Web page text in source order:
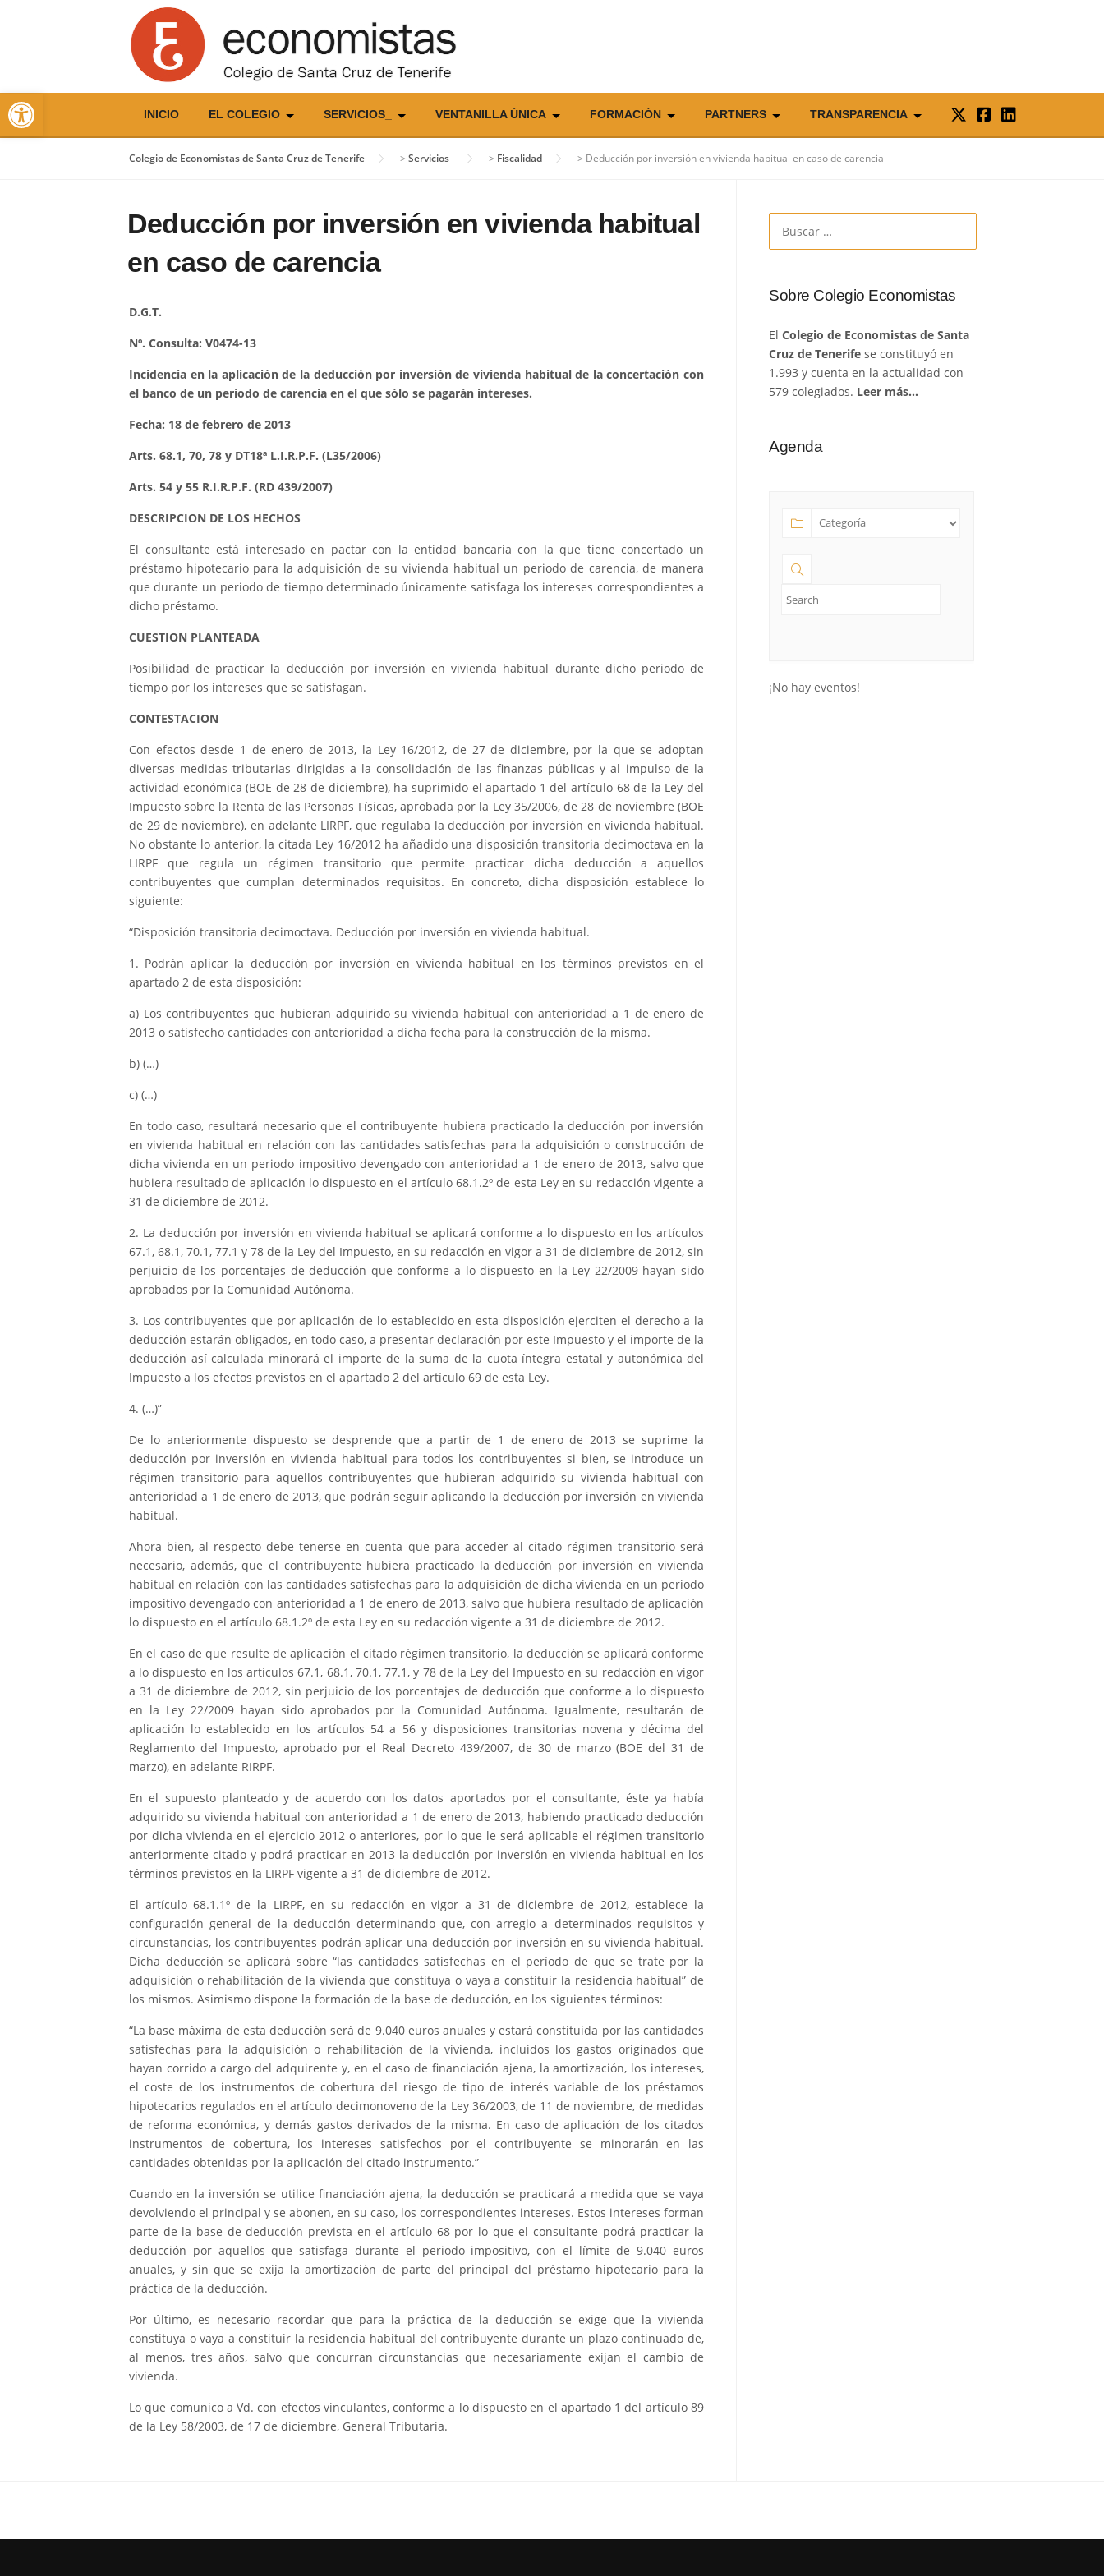
INICIO EL COLEGIO SERVICIOS_ VENTANILLA ÚNICA FORMACIÓN PARTNERS TRANSPARENCIA
Colegio de Economistas de Santa Cruz de Tenerife > Servicios_ > Fiscalidad > Deducción por inversión en vivienda habitual en caso de carencia
Deducción por inversión en vivienda habitual
en caso de carencia
D.G.T.
Nº. Consulta: V0474-13
Incidencia en la aplicación de la deducción por inversión de vivienda habitual de la concertación con
el banco de un período de carencia en el que sólo se pagarán intereses.
Fecha: 18 de febrero de 2013
Arts. 68.1, 70, 78 y DT18ª L.I.R.P.F. (L35/2006)
Arts. 54 y 55 R.I.R.P.F. (RD 439/2007)
DESCRIPCION DE LOS HECHOS
El consultante está interesado en pactar con la entidad bancaria con la que tiene concertado un
préstamo hipotecario para la adquisición de su vivienda habitual un periodo de carencia, de manera
que durante un periodo de tiempo determinado únicamente satisfaga los intereses correspondientes a
dicho préstamo.
CUESTION PLANTEADA
Posibilidad de practicar la deducción por inversión en vivienda habitual durante dicho periodo de
tiempo por los intereses que se satisfagan.
CONTESTACION
Con efectos desde 1 de enero de 2013, la Ley 16/2012, de 27 de diciembre, por la que se adoptan
diversas medidas tributarias dirigidas a la consolidación de las finanzas públicas y al impulso de la
actividad económica (BOE de 28 de diciembre), ha suprimido el apartado 1 del artículo 68 de la Ley del
Impuesto sobre la Renta de las Personas Físicas, aprobada por la Ley 35/2006, de 28 de noviembre (BOE
de 29 de noviembre), en adelante LIRPF, que regulaba la deducción por inversión en vivienda habitual.
No obstante lo anterior, la citada Ley 16/2012 ha añadido una disposición transitoria decimoctava en la
LIRPF que regula un régimen transitorio que permite practicar dicha deducción a aquellos
contribuyentes que cumplan determinados requisitos. En concreto, dicha disposición establece lo
siguiente:
“Disposición transitoria decimoctava. Deducción por inversión en vivienda habitual.
1. Podrán aplicar la deducción por inversión en vivienda habitual en los términos previstos en el
apartado 2 de esta disposición:
a) Los contribuyentes que hubieran adquirido su vivienda habitual con anterioridad a 1 de enero de
2013 o satisfecho cantidades con anterioridad a dicha fecha para la construcción de la misma.
b) (…)
c) (…)
En todo caso, resultará necesario que el contribuyente hubiera practicado la deducción por inversión
en vivienda habitual en relación con las cantidades satisfechas para la adquisición o construcción de
dicha vivienda en un periodo impositivo devengado con anterioridad a 1 de enero de 2013, salvo que
hubiera resultado de aplicación lo dispuesto en el artículo 68.1.2º de esta Ley en su redacción vigente a
31 de diciembre de 2012.
2. La deducción por inversión en vivienda habitual se aplicará conforme a lo dispuesto en los artículos
67.1, 68.1, 70.1, 77.1 y 78 de la Ley del Impuesto, en su redacción en vigor a 31 de diciembre de 2012, sin
perjuicio de los porcentajes de deducción que conforme a lo dispuesto en la Ley 22/2009 hayan sido
aprobados por la Comunidad Autónoma.
3. Los contribuyentes que por aplicación de lo establecido en esta disposición ejerciten el derecho a la
deducción estarán obligados, en todo caso, a presentar declaración por este Impuesto y el importe de la
deducción así calculada minorará el importe de la suma de la cuota íntegra estatal y autonómica del
Impuesto a los efectos previstos en el apartado 2 del artículo 69 de esta Ley.
4. (…)”
De lo anteriormente dispuesto se desprende que a partir de 1 de enero de 2013 se suprime la
deducción por inversión en vivienda habitual para todos los contribuyentes si bien, se introduce un
régimen transitorio para aquellos contribuyentes que hubieran adquirido su vivienda habitual con
anterioridad a 1 de enero de 2013, que podrán seguir aplicando la deducción por inversión en vivienda
habitual.
Ahora bien, al respecto debe tenerse en cuenta que para acceder al citado régimen transitorio será
necesario, además, que el contribuyente hubiera practicado la deducción por inversión en vivienda
habitual en relación con las cantidades satisfechas para la adquisición de dicha vivienda en un periodo
impositivo devengado con anterioridad a 1 de enero de 2013, salvo que hubiera resultado de aplicación
lo dispuesto en el artículo 68.1.2º de esta Ley en su redacción vigente a 31 de diciembre de 2012.
En el caso de que resulte de aplicación el citado régimen transitorio, la deducción se aplicará conforme
a lo dispuesto en los artículos 67.1, 68.1, 70.1, 77.1, y 78 de la Ley del Impuesto en su redacción en vigor
a 31 de diciembre de 2012, sin perjuicio de los porcentajes de deducción que conforme a lo dispuesto
en la Ley 22/2009 hayan sido aprobados por la Comunidad Autónoma. Igualmente, resultarán de
aplicación lo establecido en los artículos 54 a 56 y disposiciones transitorias novena y décima del
Reglamento del Impuesto, aprobado por el Real Decreto 439/2007, de 30 de marzo (BOE del 31 de
marzo), en adelante RIRPF.
En el supuesto planteado y de acuerdo con los datos aportados por el consultante, éste ya había
adquirido su vivienda habitual con anterioridad a 1 de enero de 2013, habiendo practicado deducción
por dicha vivienda en el ejercicio 2012 o anteriores, por lo que le será aplicable el régimen transitorio
anteriormente citado y podrá practicar en 2013 la deducción por inversión en vivienda habitual en los
términos previstos en la LIRPF vigente a 31 de diciembre de 2012.
El artículo 68.1.1º de la LIRPF, en su redacción en vigor a 31 de diciembre de 2012, establece la
configuración general de la deducción determinando que, con arreglo a determinados requisitos y
circunstancias, los contribuyentes podrán aplicar una deducción por inversión en su vivienda habitual.
Dicha deducción se aplicará sobre “las cantidades satisfechas en el período de que se trate por la
adquisición o rehabilitación de la vivienda que constituya o vaya a constituir la residencia habitual” de
los mismos. Asimismo dispone la formación de la base de deducción, en los siguientes términos:
“La base máxima de esta deducción será de 9.040 euros anuales y estará constituida por las cantidades
satisfechas para la adquisición o rehabilitación de la vivienda, incluidos los gastos originados que
hayan corrido a cargo del adquirente y, en el caso de financiación ajena, la amortización, los intereses,
el coste de los instrumentos de cobertura del riesgo de tipo de interés variable de los préstamos
hipotecarios regulados en el artículo decimonoveno de la Ley 36/2003, de 11 de noviembre, de medidas
de reforma económica, y demás gastos derivados de la misma. En caso de aplicación de los citados
instrumentos de cobertura, los intereses satisfechos por el contribuyente se minorarán en las
cantidades obtenidas por la aplicación del citado instrumento.”
Cuando en la inversión se utilice financiación ajena, la deducción se practicará a medida que se vaya
devolviendo el principal y se abonen, en su caso, los correspondientes intereses. Estos intereses forman
parte de la base de deducción prevista en el artículo 68 por lo que el consultante podrá practicar la
deducción por aquellos que satisfaga durante el periodo impositivo, con el límite de 9.040 euros
anuales, y sin que se exija la amortización de parte del principal del préstamo hipotecario para la
práctica de la deducción.
Por último, es necesario recordar que para la práctica de la deducción se exige que la vivienda
constituya o vaya a constituir la residencia habitual del contribuyente durante un plazo continuado de,
al menos, tres años, salvo que concurran circunstancias que necesariamente exijan el cambio de
vivienda.
Lo que comunico a Vd. con efectos vinculantes, conforme a lo dispuesto en el apartado 1 del artículo 89
de la Ley 58/2003, de 17 de diciembre, General Tributaria.
Sobre Colegio Economistas
El Colegio de Economistas de Santa
Cruz de Tenerife se constituyó en
1.993 y cuenta en la actualidad con
579 colegiados. Leer más…
Agenda
¡No hay eventos!
Abrir barra de herramientas